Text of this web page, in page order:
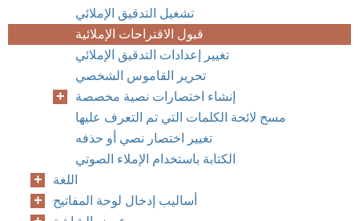
تشغيل التدقيق الإملائي
قبول الاقتراحات الإملائية
تغيير إعدادات التدقيق الإملائي
تحرير القاموس الشخصي
إنشاء اختصارات نصية مخصصة
مسح لائحة الكلمات التي تم التعرف عليها
تغيير اختصار نصي أو حذفه
الكتابة باستخدام الإملاء الصوتي
اللغة
أساليب إدخال لوحة المفاتيح